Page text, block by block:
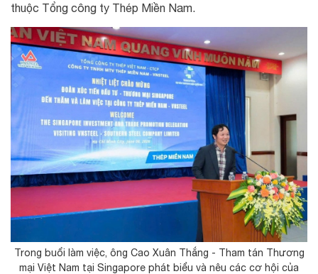
thuộc Tổng công ty Thép Miền Nam.
Trong buổi làm việc, ông Cao Xuân Thắng - Tham tán Thương
mại Việt Nam tại Singapore phát biểu và nêu các cơ hội của